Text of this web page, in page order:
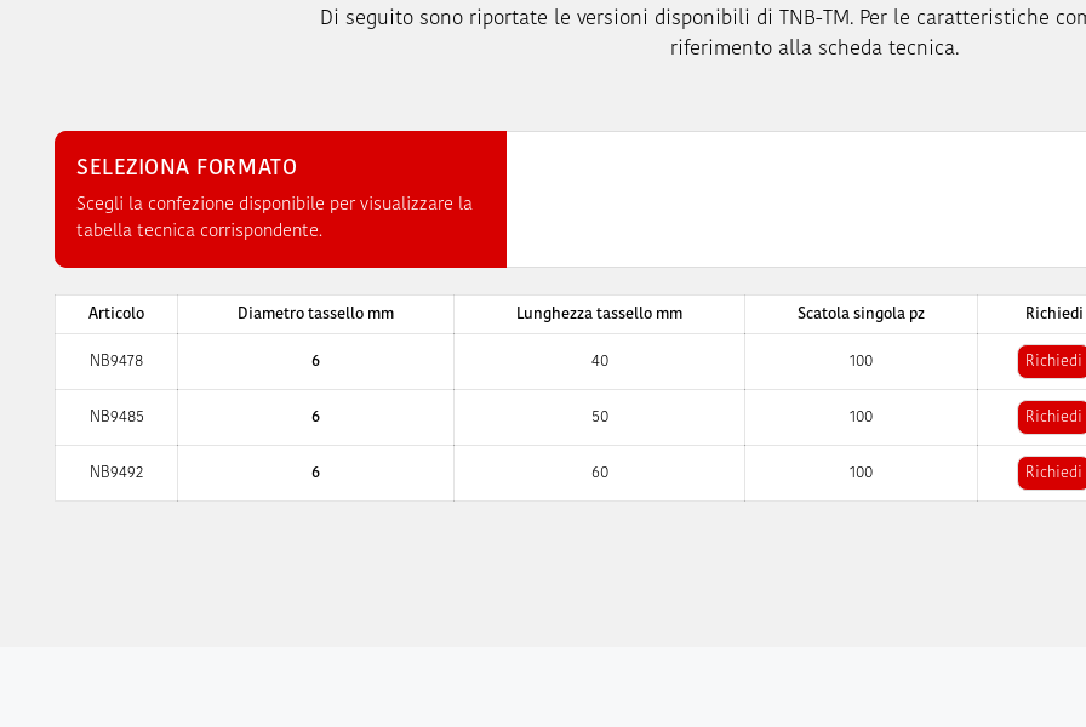
Di seguito sono riportate le versioni disponibili di TNB-TM. Per le caratteristiche
riferimento alla scheda tecnica.
SELEZIONA FORMATO
Scegli la confezione disponibile per visualizzare la
tabella tecnica corrispondente.
Articolo Diametro tassello mm Lunghezza tassello mm Scatola singola pz Richiedi
NB9478 6 40 100 Richiedi
NB9485 6 50 100 Richiedi
NB9492 6 60 100 Richiedi